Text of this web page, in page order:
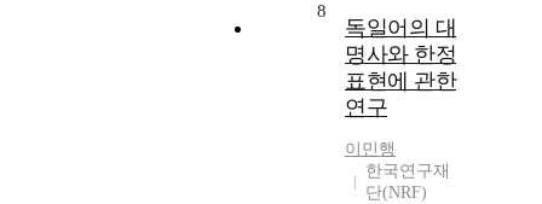
8
독일어의 대
명사와 한정
표현에 관한
연구
이민행
한국연구재
단(NRF)